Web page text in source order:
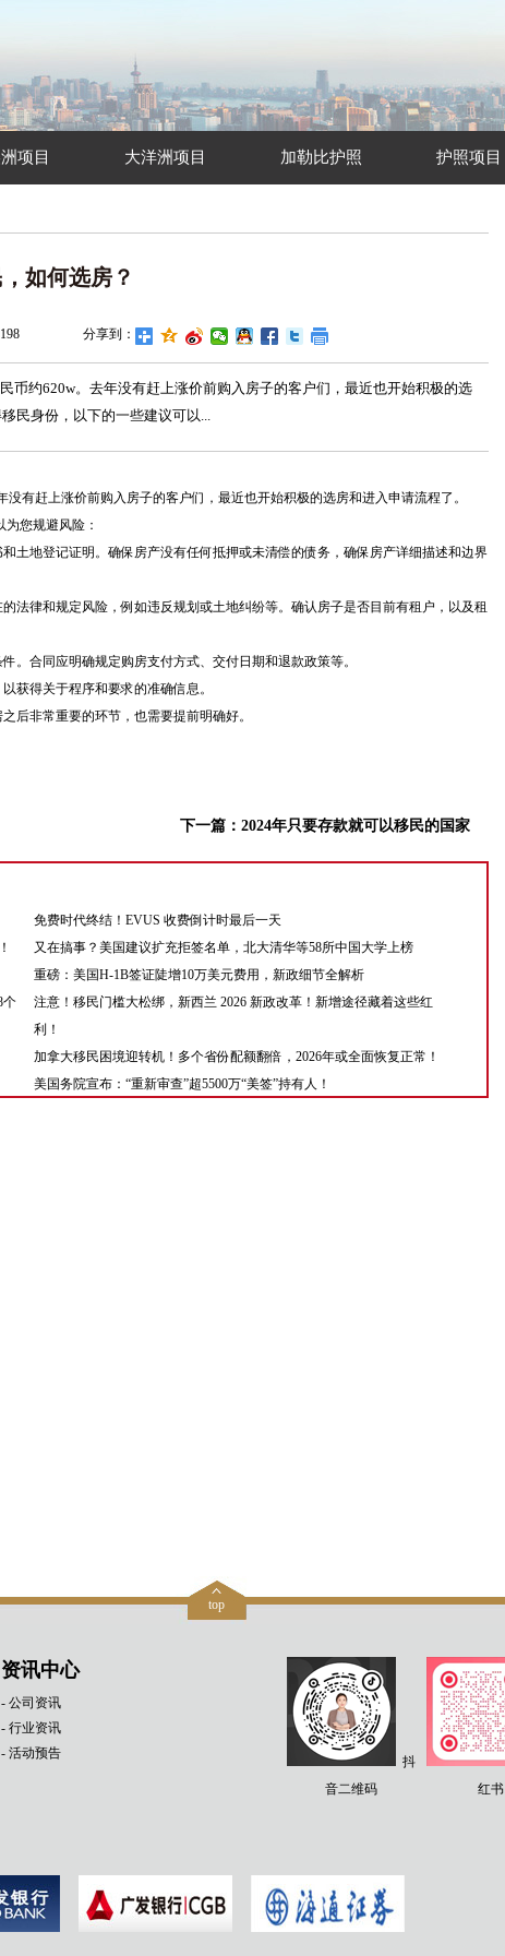
项目 大洋洲项目 加勒比护照 护照项目
如何选房？
198 分享到：
币约620w。去年没有赶上涨价前购入房子的客户们，最近也开始积极的选
民身份，以下的一些建议可以...
有赶上涨价前购入房子的客户们，最近也开始积极的选房和进入申请流程了。
您规避风险：
土地登记证明。确保房产没有任何抵押或未清偿的债务，确保房产详细描述和边界
法律和规定风险，例如违反规划或土地纠纷等。确认房子是否目前有租户，以及租
。合同应明确规定购房支付方式、交付日期和退款政策等。
获得关于程序和要求的准确信息。
后非常重要的环节，也需要提前明确好。
下一篇： 2024年只要存款就可以移民的国家
个
免费时代终结！EVUS 收费倒计时最后一天
又在搞事？美国建议扩充拒签名单，北大清华等58所中国大学上榜
重磅：美国H-1B签证陡增10万美元费用，新政细节全解析
注意！移民门槛大松绑，新西兰 2026 新政改革！新增途径藏着这些红
利！
加拿大移民困境迎转机！多个省份配额翻倍，2026年或全面恢复正常！
美国务院宣布：“重新审查”超5500万“美签”持有人！
top
资讯中心
- 公司资讯
- 行业资讯
- 活动预告
红书
抖
音二维码